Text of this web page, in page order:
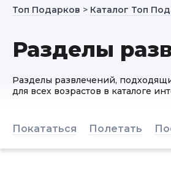
Топ Подарков > Каталог Топ
Разделы
Разделы развлечений,
для всех возрастов в каталоге
Покататься Полетать